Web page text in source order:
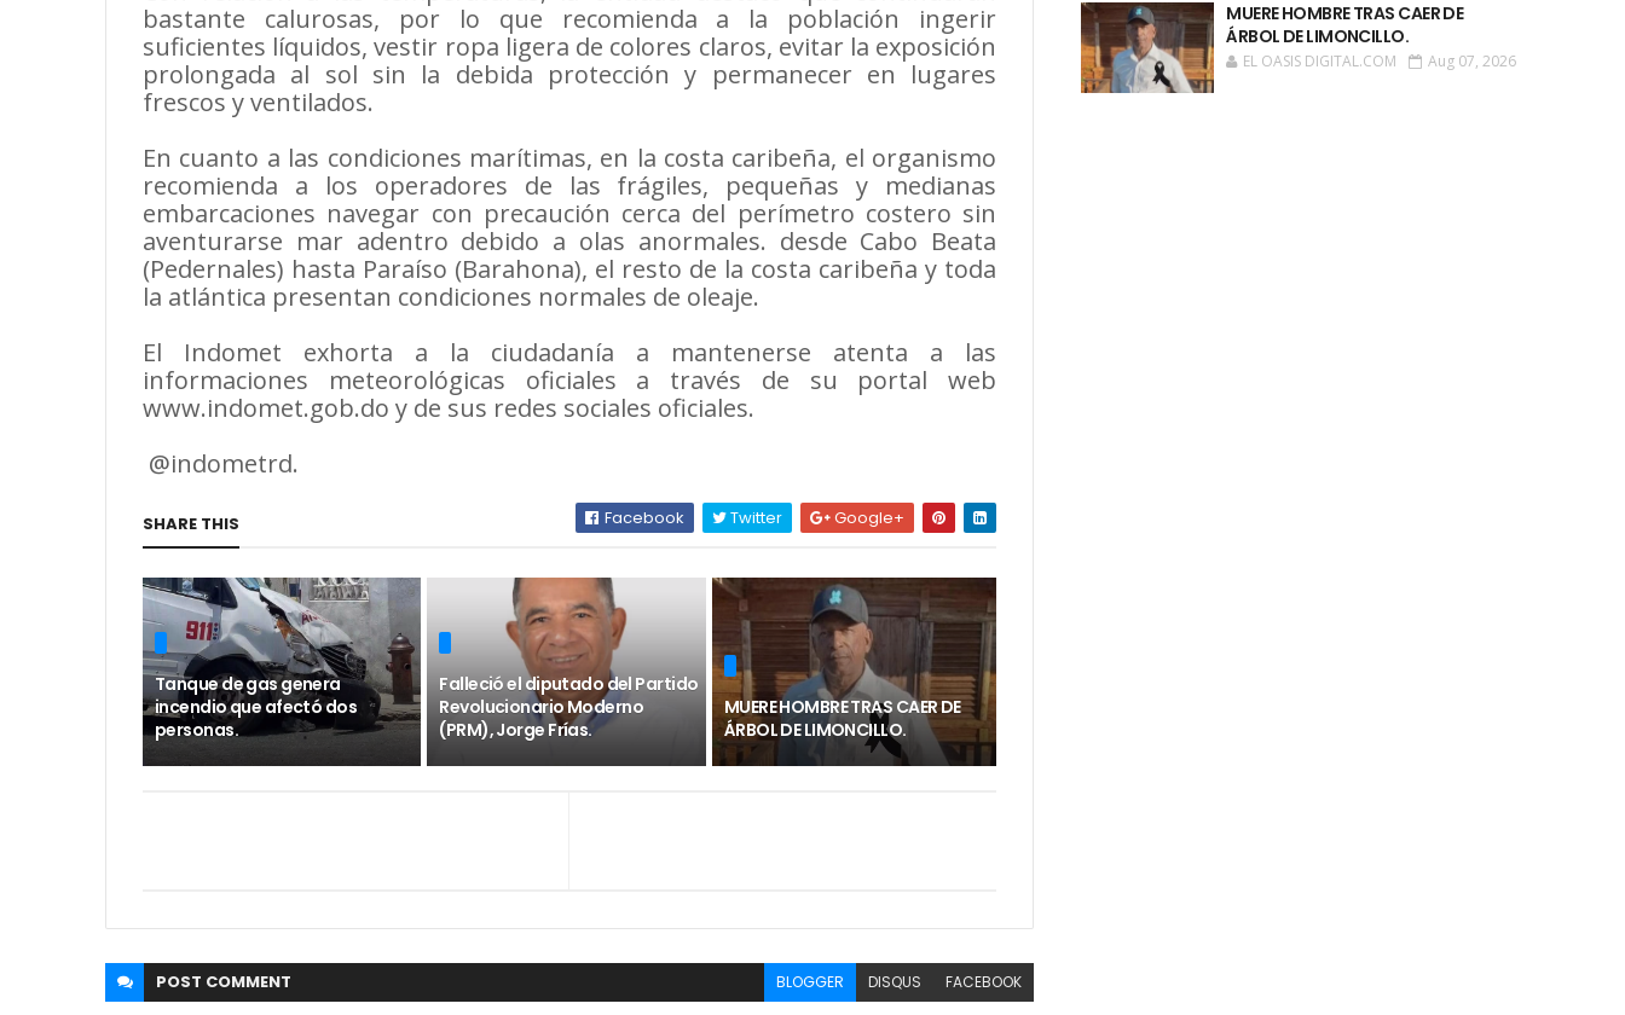
bastante calurosas, por lo que recomienda a la población ingerir
suficientes líquidos, vestir ropa ligera de colores claros, evitar la exposición
prolongada al sol sin la debida protección y permanecer en lugares
frescos y ventilados.
En cuanto a las condiciones marítimas, en la costa caribeña, el organismo
recomienda a los operadores de las frágiles, pequeñas y medianas
embarcaciones navegar con precaución cerca del perímetro costero sin
aventurarse mar adentro debido a olas anormales. desde Cabo Beata
(Pedernales) hasta Paraíso (Barahona), el resto de la costa caribeña y toda
la atlántica presentan condiciones normales de oleaje.
El Indomet exhorta a la ciudadanía a mantenerse atenta a las
informaciones meteorológicas oficiales a través de su portal web
www.indomet.gob.do y de sus redes sociales oficiales.
@indometrd.
SHARE THIS Facebook Twitter Google+
Tanque de gas genera
incendio que afectó dos
personas.
Falleció el diputado del Partido
Revolucionario Moderno
(PRM), Jorge Frías.
MUERE HOMBRE TRAS CAER DE
ÁRBOL DE LIMONCILLO.
POST COMMENT BLOGGER DISQUS FACEBOOK
MUERE HOMBRE TRAS CAER DE
ÁRBOL DE LIMONCILLO.
EL OASIS DIGITAL.COM Aug 07, 2026